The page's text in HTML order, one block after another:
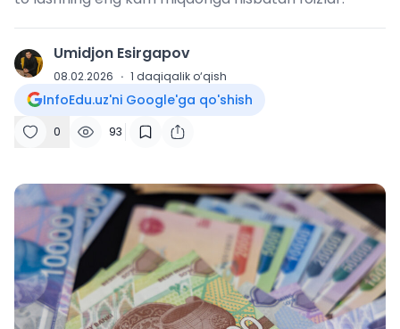
U Umidjon Esirgapov
08.02.2026 · 1 daqiqalik o‘qish
InfoEdu.uz'ni Google'ga qo'shish
0 93